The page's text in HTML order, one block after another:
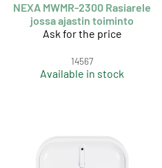
NEXA MWMR-2300 Rasiarele
jossa ajastin toiminto
Ask for the price
14567
Available in stock